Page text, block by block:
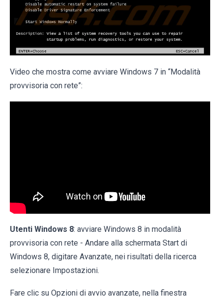
Video che mostra come avviare Windows 7 in “Modalità
provvisoria con rete”:
Utenti Windows 8: avviare Windows 8 in modalità
provvisoria con rete - Andare alla schermata Start di
Windows 8, digitare Avanzate, nei risultati della ricerca
selezionare Impostazioni.
Fare clic su Opzioni di avvio avanzate, nella finestra